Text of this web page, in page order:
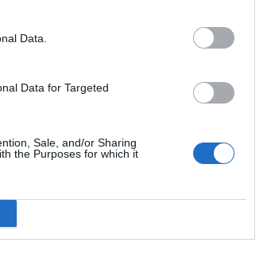
Data.
Data for Targeted
Sale, and/or Sharing
the Purposes for which it